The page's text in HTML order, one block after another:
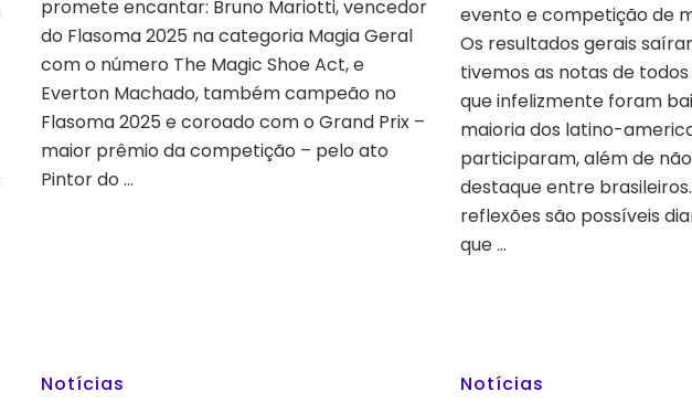
DOS
CAMPEÕES
NO
SESC
24
MAIO
promete encantar: Bruno Mariotti, vencedor
do Flasoma 2025 na categoria Magia Geral
com o número The Magic Shoe Act, e
Everton Machado, também campeão no
Flasoma 2025 e coroado com o Grand Prix –
maior prêmio da competição – pelo ato
Pintor do …
evento e competição de
Os resultados gerais
tivemos as notas de
que infelizmente foram
maioria dos latino-
participaram, além de
destaque entre
reflexões são possíveis
que …
Notícias Notícias